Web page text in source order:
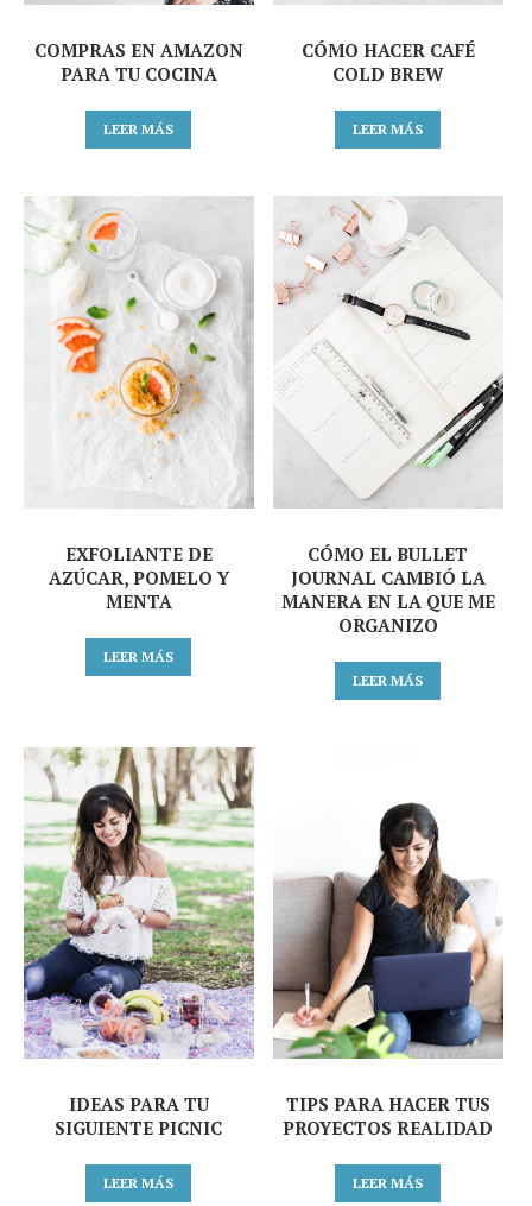
COMPRAS EN AMAZON
PARA TU COCINA
LEER MÁS
CÓMO HACER CAFÉ
COLD BREW
LEER MÁS
EXFOLIANTE DE
AZÚCAR, POMELO Y
MENTA
LEER MÁS
CÓMO EL BULLET
JOURNAL CAMBIÓ LA
MANERA EN LA QUE ME
ORGANIZO
LEER MÁS
IDEAS PARA TU
SIGUIENTE PICNIC
LEER MÁS
TIPS PARA HACER TUS
PROYECTOS REALIDAD
LEER MÁS